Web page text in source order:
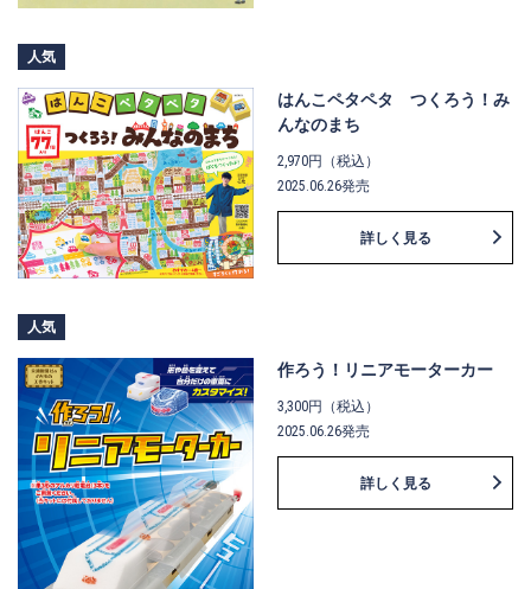
人気
はんこペタペタ つくろう！み
んなのまち
2,970円（税込）
2025.06.26発売
詳しく見る
人気
作ろう！リニアモーターカー
3,300円（税込）
2025.06.26発売
詳しく見る